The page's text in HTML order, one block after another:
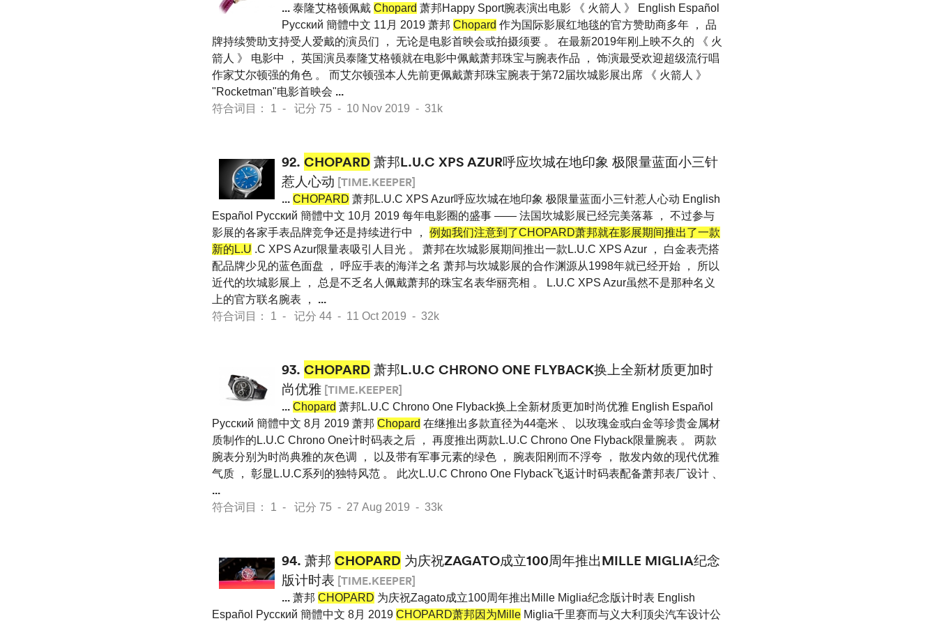
... 泰隆艾格顿佩戴 Chopard 萧邦Happy Sport腕表演出电影 《 火箭人 》 English Español
Pусский 簡體中文 11月 2019 萧邦 Chopard 作为国际影展红地毯的官方赞助商多年 ， 品
牌持续赞助支持受人爱戴的演员们 ， 无论是电影首映会或拍摄须要 。 在最新2019年刚上映不久的 《 火
箭人 》 电影中 ， 英国演员泰隆艾格顿就在电影中佩戴萧邦珠宝与腕表作品 ， 饰演最受欢迎超级流行唱
作家艾尔顿强的角色 。 而艾尔顿强本人先前更佩戴萧邦珠宝腕表于第72届坎城影展出席 《 火箭人 》
"Rocketman"电影首映会 ...
符合词目： 1 - 记分 75 - 10 Nov 2019 - 31k
92. CHOPARD 萧邦L.U.C XPS AZUR呼应坎城在地印象 极限量蓝面小三针
惹人心动 [TIME.KEEPER]
... CHOPARD 萧邦L.U.C XPS Azur呼应坎城在地印象 极限量蓝面小三针惹人心动 English
Español Pусский 簡體中文 10月 2019 每年电影圈的盛事 —— 法国坎城影展已经完美落幕 ， 不过参与
影展的各家手表品牌竞争还是持续进行中 ， 例如我们注意到了CHOPARD萧邦就在影展期间推出了一款
新的L.U .C XPS Azur限量表吸引人目光 。 萧邦在坎城影展期间推出一款L.U.C XPS Azur ， 白金表壳搭
配品牌少见的蓝色面盘 ， 呼应手表的海洋之名 萧邦与坎城影展的合作渊源从1998年就已经开始 ， 所以
近代的坎城影展上 ， 总是不乏名人佩戴萧邦的珠宝名表华丽亮相 。 L.U.C XPS Azur虽然不是那种名义
上的官方联名腕表 ， ...
符合词目： 1 - 记分 44 - 11 Oct 2019 - 32k
93. CHOPARD 萧邦L.U.C CHRONO ONE FLYBACK换上全新材质更加时
尚优雅 [TIME.KEEPER]
... Chopard 萧邦L.U.C Chrono One Flyback换上全新材质更加时尚优雅 English Español
Pусский 簡體中文 8月 2019 萧邦 Chopard 在继推出多款直径为44毫米 、 以玫瑰金或白金等珍贵金属材
质制作的L.U.C Chrono One计时码表之后 ， 再度推出两款L.U.C Chrono One Flyback限量腕表 。 两款
腕表分别为时尚典雅的灰色调 ， 以及带有军事元素的绿色 ， 腕表阳刚而不浮夸 ， 散发内敛的现代优雅
气质 ， 彰显L.U.C系列的独特风范 。 此次L.U.C Chrono One Flyback飞返计时码表配备萧邦表厂设计 、
...
符合词目： 1 - 记分 75 - 27 Aug 2019 - 33k
94. 萧邦 CHOPARD 为庆祝ZAGATO成立100周年推出MILLE MIGLIA纪念
版计时表 [TIME.KEEPER]
... 萧邦 CHOPARD 为庆祝Zagato成立100周年推出Mille Miglia纪念版计时表 English
Español Pусский 簡體中文 8月 2019 CHOPARD萧邦因为Mille Miglia千里赛而与义大利顶尖汽车设计公